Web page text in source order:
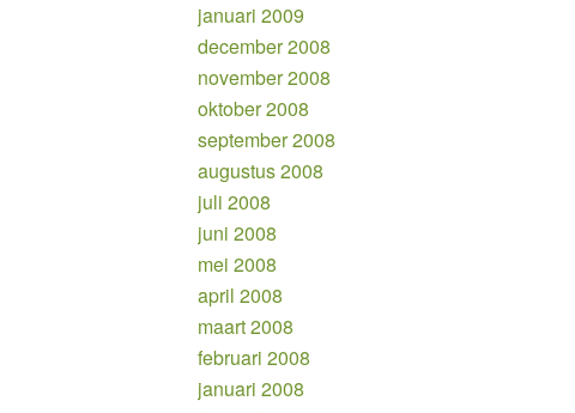
januari 2009
december 2008
november 2008
oktober 2008
september 2008
augustus 2008
juli 2008
juni 2008
mei 2008
april 2008
maart 2008
februari 2008
januari 2008